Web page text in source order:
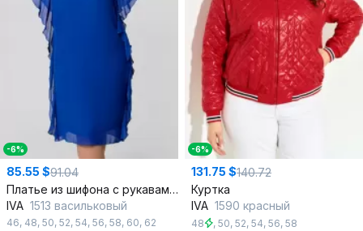
-6%
85.55 $91.04
Платье из шифона с рукавами-воланами и декоративными деталями
IVA 1513 васильковый
46, 48, 50, 52, 54, 56, 58, 60, 62
-6%
131.75 $140.72
Куртка
IVA 1590 красный
48 , 50, 52, 54, 56, 58